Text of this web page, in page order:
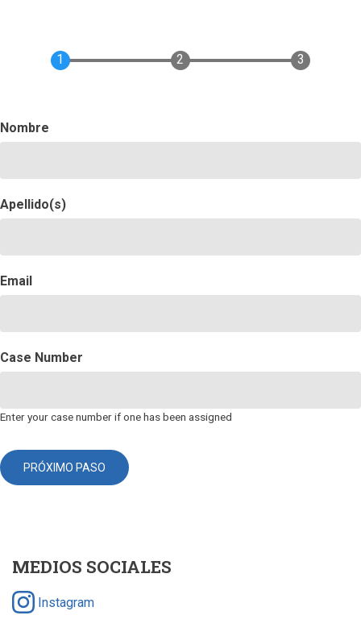
Nombre
Apellido(s)
Email
Case Number
Enter your case number if one has been assigned
MEDIOS SOCIALES
Instagram